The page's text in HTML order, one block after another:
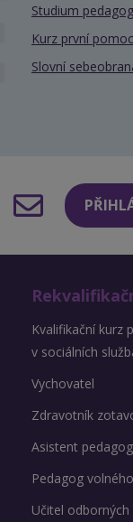
Studium
Kurz první
Slovní
Kvalifikační kurz
v sociálních
Vychovatel
Zdravotník
Asistent
Pedagog
Učitel